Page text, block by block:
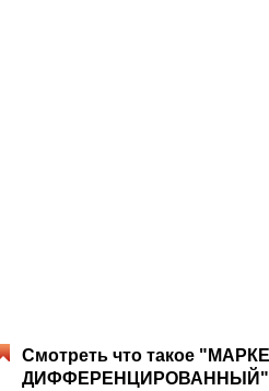
Смотреть что такое
ДИФФЕРЕНЦИРОВАННЫЙ" в